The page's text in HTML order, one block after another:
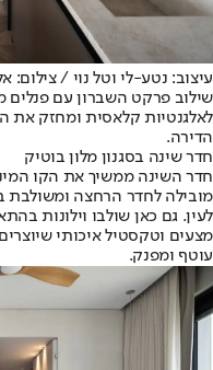
עיצוב: נטע-לי וטל נוי / צילום:
שילוב פרקט השברון עם פנלים
לאלגנטיות קלאסית ומחזק את
הדירה.
חדר שינה בסגנון מלון בוטיק
חדר השינה ממשיך את הקו
מובילה לחדר הרחצה ומשולבת
מצעים וטקסטיל איכותי
עוטף ומפנק.